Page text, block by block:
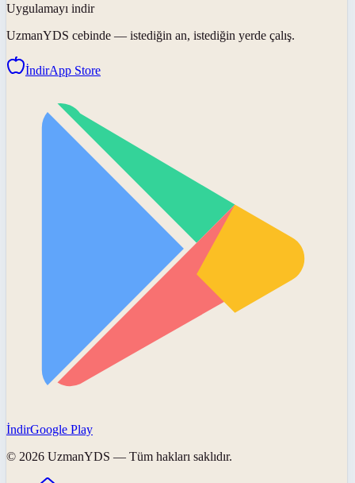
Uygulamayı indir
UzmanYDS cebinde — istediğin an, istediğin yerde çalış.
İndirApp Store
İndirGoogle Play
© 2026 UzmanYDS — Tüm hakları saklıdır.